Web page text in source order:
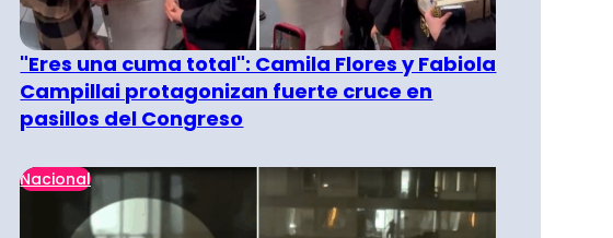
"Eres una cuma total": Camila Flores y Fabiola
Campillai protagonizan fuerte cruce en
pasillos del Congreso
Nacional